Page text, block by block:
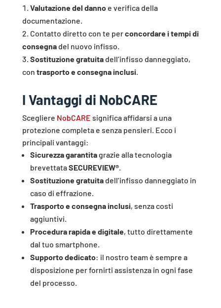
Valutazione del dannoe verifica della
documentazione.
Contatto diretto con te perconcordare i tempi di
consegnadel nuovo infisso.
Sostituzione gratuitadell’infisso danneggiato,
con trasporto e consegna inclusi.
I Vantaggi di NobCARE
Scegliere NobCARE significa affidarsi a una
protezione completa e senza pensieri. Ecco i
principali vantaggi:
Sicurezza garantitagrazie alla tecnologia
brevettataSECUREVIEW®.
Sostituzione gratuitadell’infisso danneggiato in
caso di effrazione.
Trasporto e consegna inclusi, senza costi
aggiuntivi.
Procedura rapida e digitale, tutto direttamente
dal tuo smartphone.
Supporto dedicato: il nostro team è sempre a
disposizione per fornirti assistenza in ogni fase
del processo.